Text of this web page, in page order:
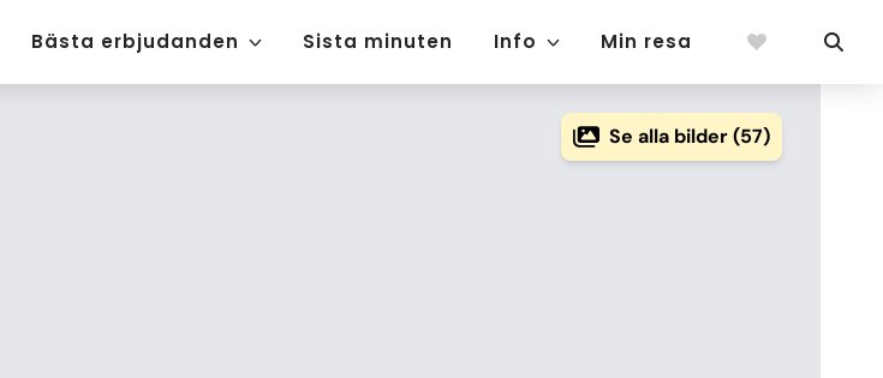
Bästa erbjudanden Sista minuten Info Min resa
Se alla bilder (57)